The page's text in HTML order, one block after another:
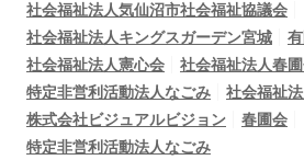
社会福祉法人気仙沼市社会福祉協議会
社会福祉法人キングスガーデン宮城
社会福祉法人憲心会
社会福祉法人春
特定非営利活動法人なごみ
社会福祉
株式会社ビジュアルビジョン
春圃会
特定非営利活動法人なごみ